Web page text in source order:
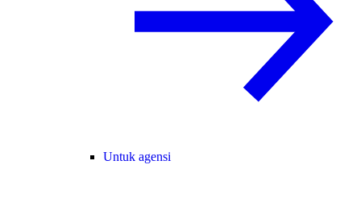
Untuk agensi